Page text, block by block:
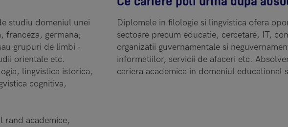
studiu domeniul unei
franceza, germana;
grupuri de limbi -
orientale etc.
lingvistica istorica,
cognitiva,
rand academice,
Diplomele in filologie si lingvistica ofera
sectoare precum educatie, cercetare, IT,
organizatii guvernamentale si
informatiilor, servicii de afaceri etc.
cariera academica in domeniul educational